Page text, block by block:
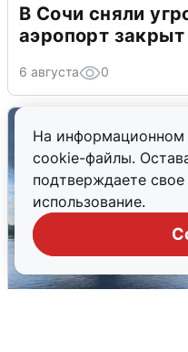
На информационном
cookie-файлы.
подтверждаете свое
использование.
В Сочи сняли
аэропорт закрыт
6 августа 0